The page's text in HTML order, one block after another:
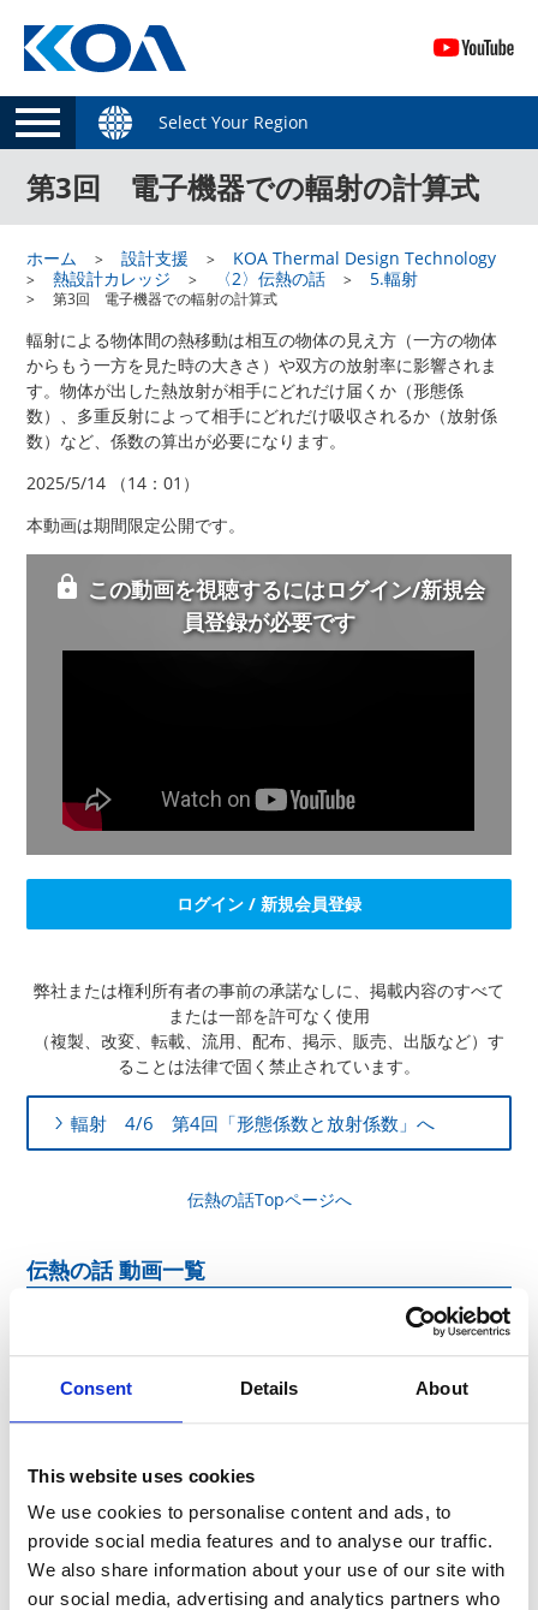
Consent Details About
This website uses cookies
We use cookies to personalise content and ads, to
provide social media features and to analyse our traffic.
We also share information about your use of our site with
our social media, advertising and analytics partners who
Select Your Region
第3回 電子機器での輻射の計算式
ホーム 設計支援
KOA Thermal Design Technology
熱設計カレッジ
〈2〉伝熱の話 5.輻射
第3回 電子機器での輻射の計算式
輻射による物体間の熱移動は相互の物体の見え方（一方の物体
からもう一方を見た時の大きさ）や双方の放射率に影響されま
す。物体が出した熱放射が相手にどれだけ届くか（形態係
数）、多重反射によって相手にどれだけ吸収されるか（放射係
数）など、係数の算出が必要になります。
2025/5/14 （14：01）
本動画は期間限定公開です。
この動画を視聴するにはログイン/新規会
員登録が必要です
ログイン / 新規会員登録
弊社または権利所有者の事前の承諾なしに、掲載内容のすべて
または一部を許可なく使用
（複製、改変、転載、流用、配布、掲示、販売、出版など）す
ることは法律で固く禁止されています。
輻射 4/6 第4回「形態係数と放射係数」へ
伝熱の話Topページへ
伝熱の話 動画一覧